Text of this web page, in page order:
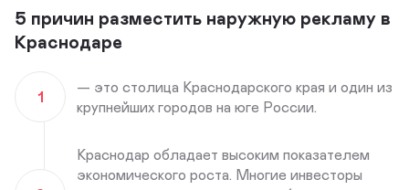
5 причин разместить наружную рекламу в
Краснодаре
1
— это столица Краснодарского края и один из
крупнейших городов на юге России.
Краснодар обладает высоким показателем
экономического роста. Многие инвесторы